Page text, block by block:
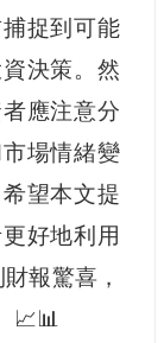
捉到可能
決策。然
應注意分
場情緒變
望本文提
好地利用
報驚喜，
📈📊